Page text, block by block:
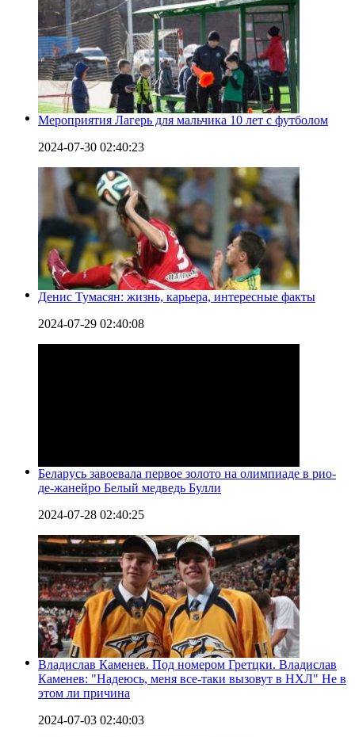
Мероприятия Лагерь для мальчика 10 лет с футболом
2024-07-30 02:40:23
Денис Тумасян: жизнь, карьера, интересные факты
2024-07-29 02:40:08
Беларусь завоевала первое золото на олимпиаде в рио-
де-жанейро Белый медведь Булли
2024-07-28 02:40:25
Владислав Каменев. Под номером Гретцки. Владислав
Каменев: "Надеюсь, меня все-таки вызовут в НХЛ" Не в
этом ли причина
2024-07-03 02:40:03